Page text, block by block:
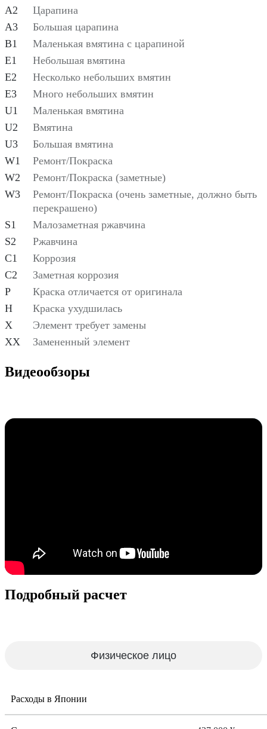
A2
Царапина
A3
Большая царапина
B1
Маленькая вмятина с царапиной
E1
Небольшая вмятина
E2
Несколько небольших вмятин
E3
Много небольших вмятин
U1
Маленькая вмятина
U2
Вмятина
U3
Большая вмятина
W1
Ремонт/Покраска
W2
Ремонт/Покраска (заметные)
W3
Ремонт/Покраска (очень заметные, должно быть
перекрашено)
S1
Малозаметная ржавчина
S2
Ржавчина
C1
Коррозия
C2
Заметная коррозия
P
Краска отличается от оригинала
H
Краска ухудшилась
X
Элемент требует замены
XX
Замененный элемент
Видеообзоры
Подробный расчет
Физическое лицо
Расходы в Японии